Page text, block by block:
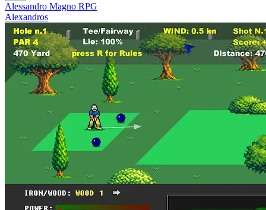
Alessandro Magno RPG
Alexandros